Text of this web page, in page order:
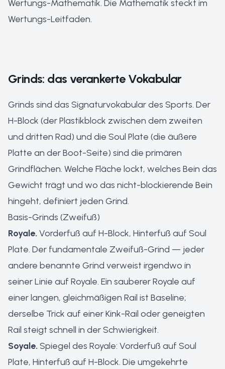
Wertungs-Mathematik. Die Mathematik steckt im
Wertungs-Leitfaden.
Grinds: das verankerte Vokabular
Grinds sind das Signaturvokabular des Sports. Der
H-Block (der Plastikblock zwischen dem zweiten
und dritten Rad) und die Soul Plate (die äußere
Platte an der Boot-Seite) sind die primären
Grindflächen. Welche Fläche lockt, welches Bein das
Gewicht trägt und wo das nicht-blockierende Bein
hingeht, definiert jeden Grind.
Basis-Grinds (Zweifuß)
Royale. Vorderfuß auf H-Block, Hinterfuß auf Soul
Plate. Der fundamentale Zweifuß-Grind — jeder
andere benannte Grind verweist irgendwo in
seiner Linie auf Royale. Ein sauberer Royale auf
einer langen, gleichmäßigen Rail ist Baseline;
derselbe Trick auf einer Kink-Rail oder geneigten
Rail steigt schnell in der Schwierigkeit.
Soyale. Spiegel des Royale: Vorderfuß auf Soul
Plate, Hinterfuß auf H-Block. Die umgekehrte